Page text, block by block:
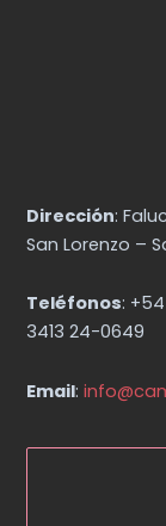
Dirección:
San Lorenzo –
Teléfonos:
3413 24-0649
Email: